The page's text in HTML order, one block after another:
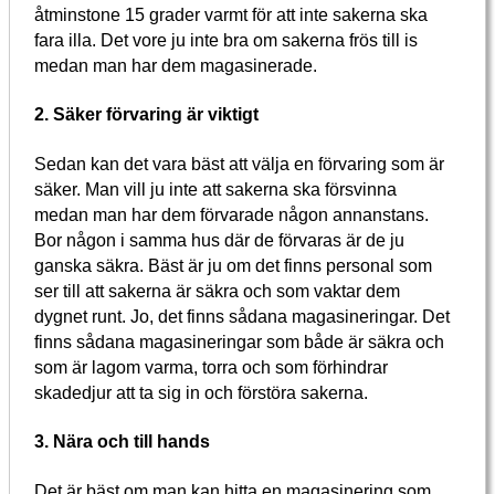
åtminstone 15 grader varmt för att inte sakerna ska
fara illa. Det vore ju inte bra om sakerna frös till is
medan man har dem magasinerade.
2. Säker förvaring är viktigt
Sedan kan det vara bäst att välja en förvaring som är
säker. Man vill ju inte att sakerna ska försvinna
medan man har dem förvarade någon annanstans.
Bor någon i samma hus där de förvaras är de ju
ganska säkra. Bäst är ju om det finns personal som
ser till att sakerna är säkra och som vaktar dem
dygnet runt. Jo, det finns sådana magasineringar. Det
finns sådana magasineringar som både är säkra och
som är lagom varma, torra och som förhindrar
skadedjur att ta sig in och förstöra sakerna.
3. Nära och till hands